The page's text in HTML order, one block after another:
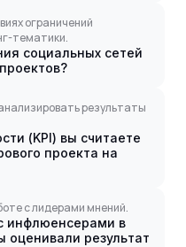
ограничений
тематики.
социальных сетей
результаты
(KPI) вы считаете
проекта на
с лидерами мнений.
инфлюенсерами в
оценивали результат